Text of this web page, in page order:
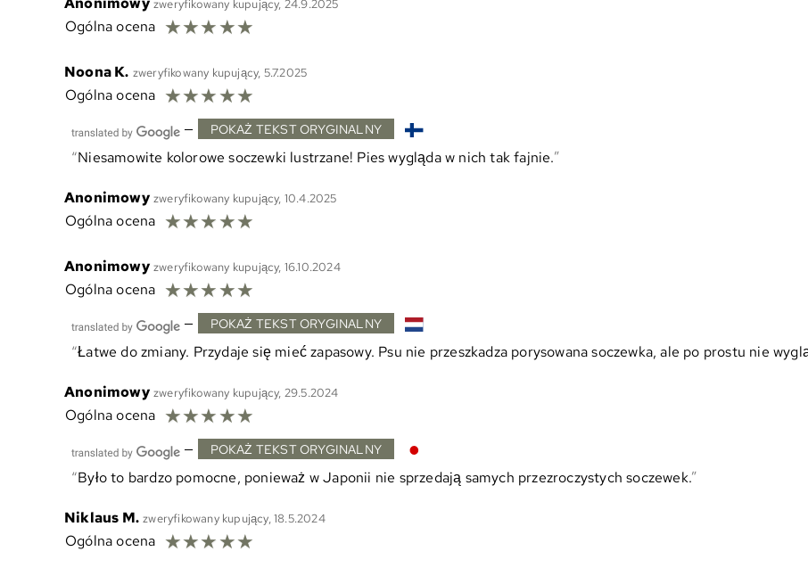
zweryfikowany kupujący, 24.9.2025
Ogólna ocena ☆☆☆☆☆
Noona K. zweryfikowany kupujący, 5.7.2025
Ogólna ocena ☆☆☆☆☆
— POKAŻ TEKST ORYGINALNY
Niesamowite kolorowe soczewki lustrzane! Pies wygląda w nich tak fajnie.
Anonimowy zweryfikowany kupujący, 10.4.2025
Ogólna ocena ☆☆☆☆☆
Anonimowy zweryfikowany kupujący, 16.10.2024
Ogólna ocena ☆☆☆☆☆
— POKAŻ TEKST ORYGINALNY
Łatwe do zmiany. Przydaje się mieć zapasowy. Psu nie przeszkadza porysowana soczewka, ale po prostu nie
Anonimowy zweryfikowany kupujący, 29.5.2024
Ogólna ocena ☆☆☆☆☆
— POKAŻ TEKST ORYGINALNY
Było to bardzo pomocne, ponieważ w Japonii nie sprzedają samych przezroczystych soczewek.
Niklaus M. zweryfikowany kupujący, 18.5.2024
Ogólna ocena ☆☆☆☆☆